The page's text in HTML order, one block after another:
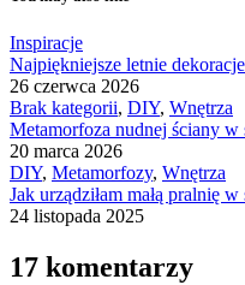
Inspiracje
Najpiękniejsze letnie
26 czerwca 2026
Brak kategorii, DIY, Wnętrza
Metamorfoza nudnej ściany
20 marca 2026
DIY, Metamorfozy, Wnętrza
Jak urządziłam małą pralnię
24 listopada 2025
17 komentarzy